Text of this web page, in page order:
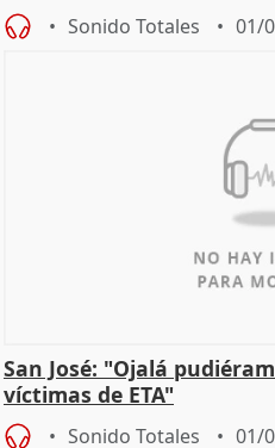
Sonido Totales 01/
San José: "Ojalá
víctimas de ETA"
Sonido Totales 01/